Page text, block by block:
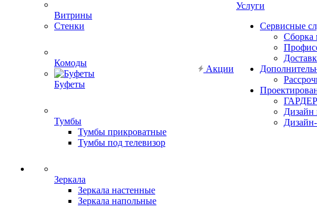
Витрины
Стенки
Комоды
Буфеты
Тумбы
Тумбы прикроватные
Тумбы под телевизор
Зеркала
Зеркала настенные
Зеркала напольные
Акции
Услуги
Сервисные
Сборка
Дизайн